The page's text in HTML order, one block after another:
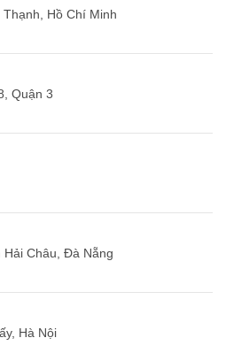
Hồ Chí Minh
Quận 3
Châu, Đà Nẵng
Hà Nội